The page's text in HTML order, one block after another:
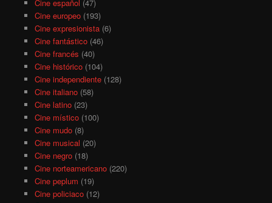
Cine español (47)
Cine europeo(193)
Cine expresionista(6)
Cine fantástico(46)
Cine francés (40)
Cine histórico(104)
Cine independiente(128)
Cine italiano(58)
Cine latino(23)
Cine místico(100)
Cine mudo(8)
Cine musical (20)
Cine negro(18)
Cine norteamericano(220)
Cine peplum (19)
Cine policiaco(12)